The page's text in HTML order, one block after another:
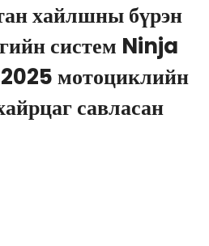
хайлшны бүрэн
систем Ninja
мотоциклийн
савласан